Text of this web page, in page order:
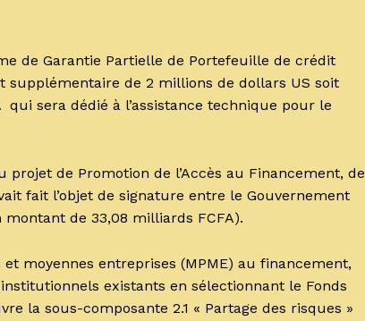
de Garantie Partielle de Portefeuille de crédit
supplémentaire de 2 millions de dollars US soit
sera dédié à l’assistance technique pour le
de Promotion de l’Accès au Financement, de
fait l’objet de signature entre le Gouvernement
de 33,08 milliards FCFA).
moyennes entreprises (MPME) au financement,
existants en sélectionnant le Fonds
la sous-composante 2.1 « Partage des risques »